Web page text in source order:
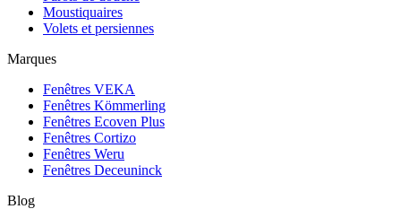
Moustiquaires
Volets et persiennes
Marques
Fenêtres VEKA
Fenêtres Kömmerling
Fenêtres Ecoven Plus
Fenêtres Cortizo
Fenêtres Weru
Fenêtres Deceuninck
Blog